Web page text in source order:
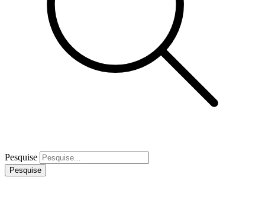
Pesquise
Pesquise